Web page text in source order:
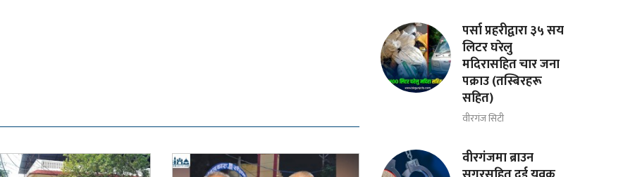
पर्सा प्रहरीद्वारा ३५ सय
लिटर घरेलु
मदिरासहित चार जना
पक्राउ (तस्बिरहरू
सहित)
वीरगंज सिटी
वीरगंजमा ब्राउन